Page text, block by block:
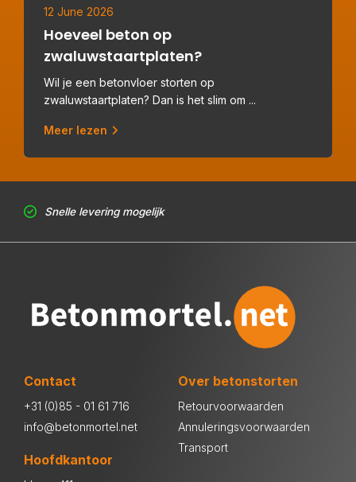
12 June 2026
Hoeveel beton op
zwaluwstaartplaten?
Wil je een betonvloer storten op
zwaluwstaartplaten? Dan is het slim om ...
Meer lezen
Snelle levering mogelijk
Contact
+31 (0)85 - 01 61 716
info@betonmortel.net
Hoofdkantoor
Over betonstorten
Retourvoorwaarden
Annuleringsvoorwaarden
Transport